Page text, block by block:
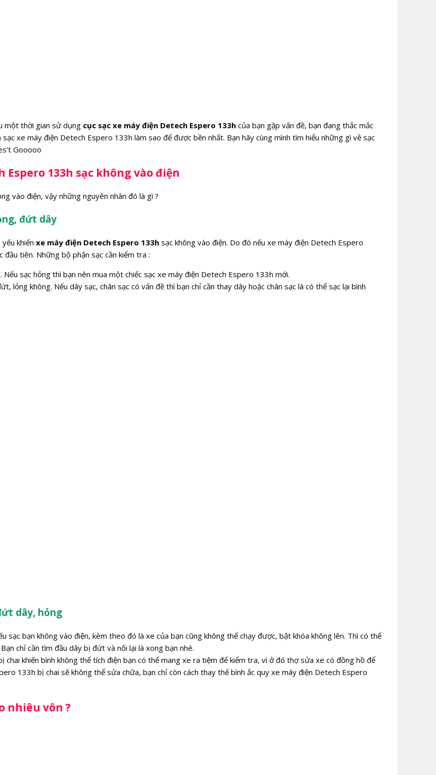
một thời gian sử dụng cục sạc xe máy điện Detech Espero 133h của bạn gặp vấn đề, bạn đang thắc mắc
sạc xe máy điện Detech Espero 133h làm sao để được bền nhất. Bạn hãy cùng mình tìm hiểu những gì về sạc
Gooooo
133h sạc không vào điện
vào điện, vậy những nguyên nhân đó là gì ?
đứt dây
khiến xe máy điện Detech Espero 133h sạc không vào điện. Do đó nếu xe máy điện Detech Espero
tiên. Những bộ phận sạc cần kiểm tra :
sạc hỏng thì bạn nên mua một chiếc sạc xe máy điện Detech Espero 133h mới.
lỏng không. Nếu dây sạc, chân sạc có vấn đề thì bạn chỉ cần thay dây hoặc chân sạc là có thể sạc lại bình
dây, hỏng
sạc bạn không vào điện, kèm theo đó là xe của bạn cũng không thể chạy được, bật khóa không lên. Thì có thể
chỉ cần tìm đầu dây bị đứt và nối lại là xong bạn nhé.
khiến bình không thể tích điện bạn có thể mang xe ra tiệm để kiểm tra, vì ở đó thợ sửa xe có đồng hồ để
133h bị chai sẽ không thể sửa chữa, bạn chỉ còn cách thay thế bình ắc quy xe máy điện Detech Espero
nhiêu vôn ?